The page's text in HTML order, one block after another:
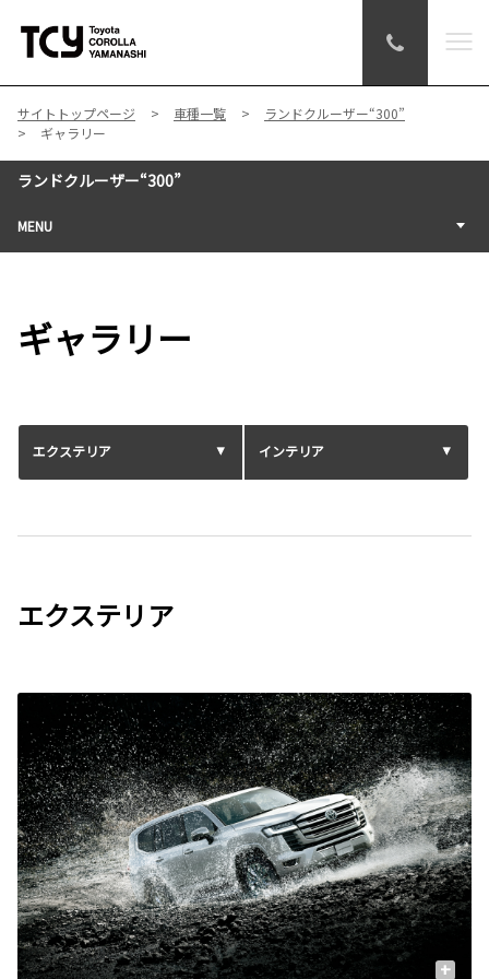
サイトトップページ 車種一覧
ランドクルーザー“300”
ギャラリー
ランドクルーザー“300”
MENU
ギャラリー
エクステリア インテリア
エクステリア
+